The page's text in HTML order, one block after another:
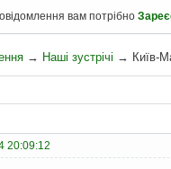
вам потрібно
→ Наші зустрічі → Київ-
20:09:12